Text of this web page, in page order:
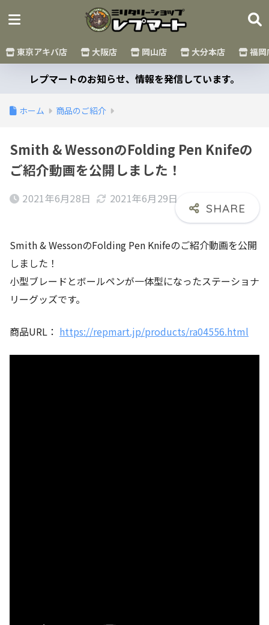
東京アキバ店 大阪店 岡山店 大分本店 福岡
レプマートのお知らせ、情報を発信しています。
ホーム 商品のご紹介
Smith & WessonのFolding Pen Knifeの
ご紹介動画を公開しました！
2021年6月28日 2021年6月29日
Smith & WessonのFolding Pen Knifeのご紹介動画を公開
しました！
小型ブレードとボールペンが一体型になったステーショナ
リーグッズです。
商品URL： https://repmart.jp/products/ra04556.html